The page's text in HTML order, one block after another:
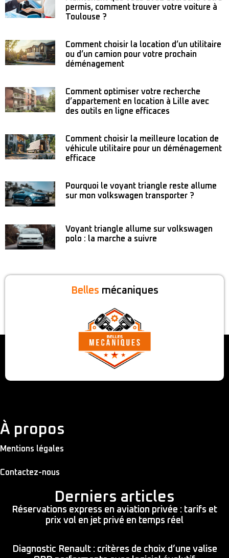
permis, comment trouver votre voiture à
Toulouse ?
Comment choisir la location d’un utilitaire
ou d’un camion pour votre prochain
déménagement
Comment optimiser votre recherche
d’appartement en location à Lille avec
des outils en ligne efficaces
Comment choisir la meilleure location de
véhicule utilitaire pour un déménagement
efficace
Pourquoi le voyant triangle reste allume
sur mon volkswagen transporter ?
Voyant triangle allume sur volkswagen
polo : la marche a suivre
Belles mécaniques
À propos
Mentions légales
Contactez-nous
Derniers articles
Réservations express en aviation privée : tarifs et
prix vol en jet privé en temps réel
Diagnostic Renault : critères de choix d’une valise